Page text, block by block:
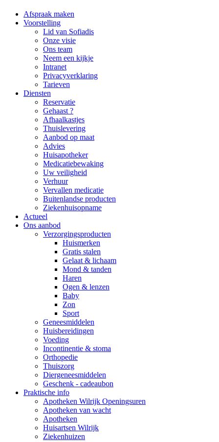
Afspraak maken
Voorstelling
Lid van Sofiadis
Onze visie
Ons team
Neem een kijkje
Intranet
Privacyverklaring
Tarieven
Diensten
Reservatie
Gehaast ?
Afhaalkastjes
Thuislevering
Aanbod op maat
Advies
Huisapotheker
Medicatiebewaking
Uw veiligheid
Verhuur
Vervallen medicatie
Buitenlandse producten
Ziekenhuisopname
Actueel
Ons aanbod
Verzorgingsproducten
Huismerken
Gratis stalen
Gelaat & lichaam
Mond & tanden
Haren
Ogen & lenzen
Baby
Zon
Sport
Geneesmiddelen
Huisbereidingen
Voeding
Incontinentie & stoma
Orthopedie
Thuiszorg
Diergeneesmiddelen
Geschenk - cadeaubon
Praktische info
Apotheken Wilrijk Openingsuren
Apotheken van wacht
Apotheken
Huisartsen Wilrijk
Ziekenhuizen